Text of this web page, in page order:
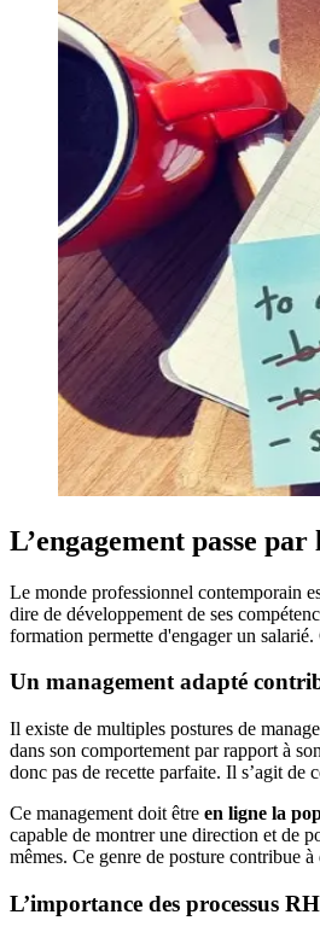
L’engagement passe
Le monde professionnel contemporain
dire de développement de ses
formation permette d'engager un salarié.
Un management adapté
Il existe de multiples postures de
dans son comportement par rapport à
donc pas de recette parfaite. Il s’agit de
Ce management doit être en ligne la
capable de montrer une direction et de
mêmes. Ce genre de posture contribue
L’importance des processus RH